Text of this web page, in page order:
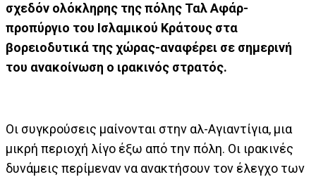
σχεδόν ολόκληρης της πόλης Ταλ Αφάρ-
προπύργιο του Ισλαμικού Κράτους στα
βορειοδυτικά της χώρας-αναφέρει σε σημερινή
του ανακοίνωση ο ιρακινός στρατός.
Οι συγκρούσεις μαίνονται στην αλ-Αγιαντίγια, μια
μικρή περιοχή λίγο έξω από την πόλη. Οι ιρακινές
δυνάμεις περίμεναν να ανακτήσουν τον έλεγχο των